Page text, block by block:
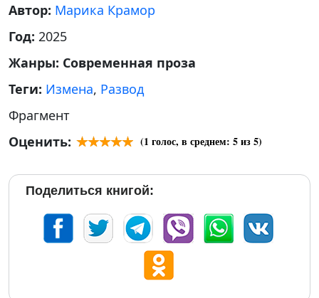
Автор: Марика Крамор
Год: 2025
Жанры: Современная проза
Теги: Измена, Развод
Фрагмент
Оценить:
(1 голос, в среднем: 5из 5)
Поделиться книгой: